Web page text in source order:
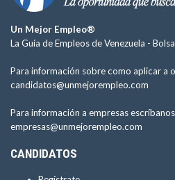
Un Mejor Empleo®
La Guía de Empleos de Venezuela -
Para información sobre como aplicar a
candidatos@unmejorempleo.com
Para información a empresas
empresas@unmejorempleo.com
CANDIDATOS